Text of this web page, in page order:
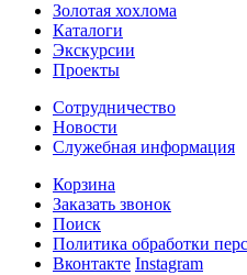
Золотая хохлома
Каталоги
Экскурсии
Проекты
Сотрудничество
Новости
Служебная информация
Корзина
Заказать звонок
Поиск
Политика обработки
Вконтакте Instagram